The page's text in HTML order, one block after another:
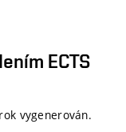
ECTS
vygenerován.